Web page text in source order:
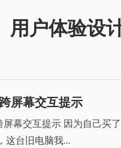
用户体验设
屏幕交互提示
幕交互提示 因为自己买
这台旧电脑我…